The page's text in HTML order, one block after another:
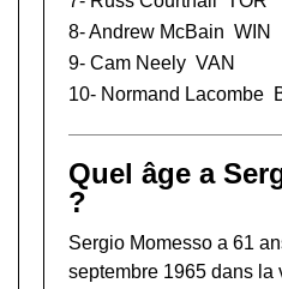
8-Andrew McBain WIN
9- Cam Neely VAN
10- Normand Lacombe
Quel âge a
?
Sergio Momesso a 61
septembre 1965 dans la